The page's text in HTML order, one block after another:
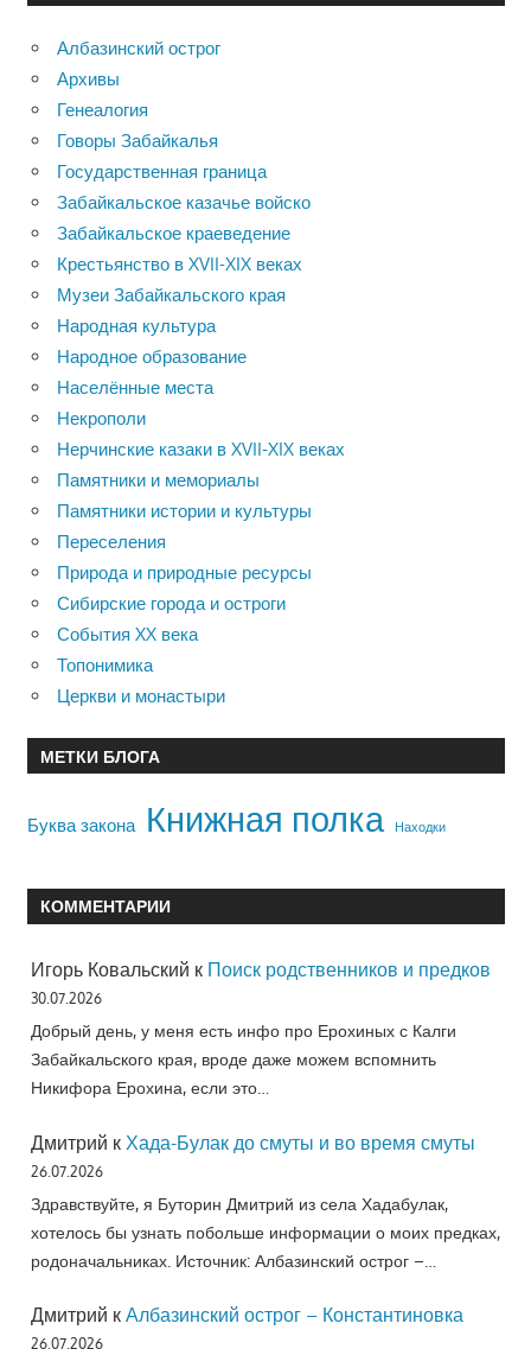
Албазинский острог
Архивы
Генеалогия
Говоры Забайкалья
Государственная граница
Забайкальское казачье войско
Забайкальское краеведение
Крестьянство в XVII-XIX веках
Музеи Забайкальского края
Народная культура
Народное образование
Населённые места
Некрополи
Нерчинские казаки в XVII-XIX веках
Памятники и мемориалы
Памятники истории и культуры
Переселения
Природа и природные ресурсы
Сибирские города и остроги
События XX века
Топонимика
Церкви и монастыри
МЕТКИ БЛОГА
Буква закона Книжная полка Находки
КОММЕНТАРИИ
Игорь Ковальский к Поиск родственников и предков
30.07.2026
Добрый день, у меня есть инфо про Ерохиных с Калги
Забайкальского края, вроде даже можем вспомнить
Никифора Ерохина, если это…
Дмитрий к Хада-Булак до смуты и во время смуты
26.07.2026
Здравствуйте, я Буторин Дмитрий из села Хадабулак,
хотелось бы узнать побольше информации о моих предках,
родоначальниках. Источник: Албазинский острог –…
Дмитрий к Албазинский острог – Константиновка
26.07.2026